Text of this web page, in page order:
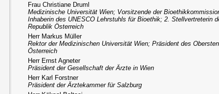
Frau Christiane Druml
Medizinische Universität Wien; Vorsitzende der
Inhaberin des UNESCO Lehrstuhls für Bioethik; 2. Stellvertreterin
Republik Österreich
Herr Markus Müller
Rektor der Medizinischen Universität Wien; Präsident des
Österreich
Herr Ernst Agneter
Präsident der Gesellschaft der Ärzte in Wien
Herr Karl Forstner
Präsident der Ärztekammer für Salzburg